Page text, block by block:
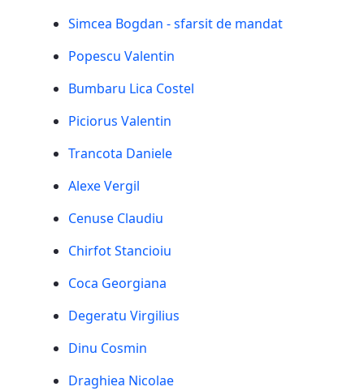
Simcea Bogdan - sfarsit de mandat
Popescu Valentin
Bumbaru Lica Costel
Piciorus Valentin
Trancota Daniele
Alexe Vergil
Cenuse Claudiu
Chirfot Stancioiu
Coca Georgiana
Degeratu Virgilius
Dinu Cosmin
Draghiea Nicolae